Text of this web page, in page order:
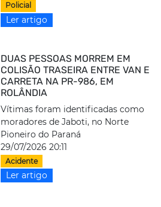
Policial
Ler artigo
DUAS PESSOAS MORREM EM
COLISÃO TRASEIRA ENTRE VAN E
CARRETA NA PR-986, EM
ROLÂNDIA
Vítimas foram identificadas como
moradores de Jaboti, no Norte
Pioneiro do Paraná
29/07/2026 20:11
Acidente
Ler artigo